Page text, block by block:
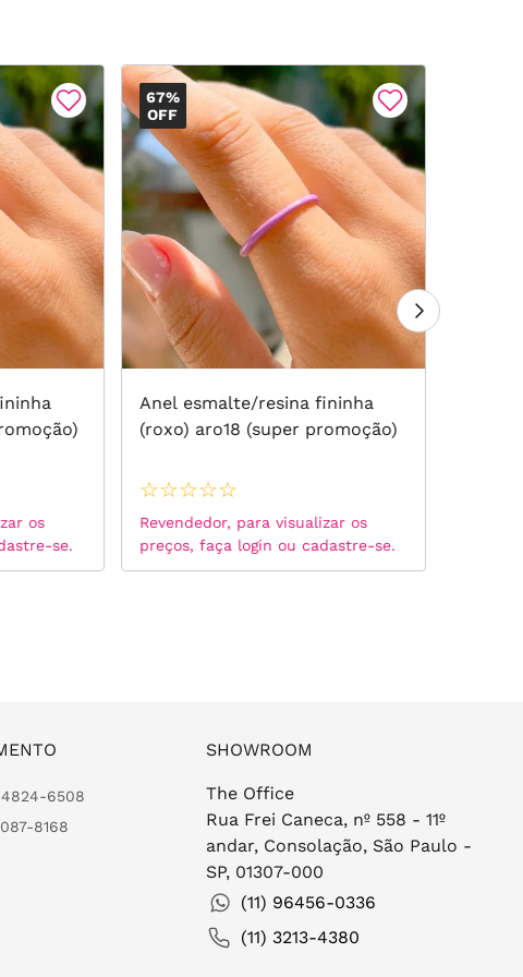
os
se.
67%
OFF
Anel esmalte/resina fininha
(roxo) aro18 (super promoção)
☆☆☆☆☆
Revendedor, para visualizar os
preços, faça login ou cadastre-se.
6508
8168
SHOWROOM
The Office
Rua Frei Caneca, nº 558 - 11º
andar, Consolação, São Paulo -
SP, 01307-000
(11) 96456-0336
(11) 3213-4380